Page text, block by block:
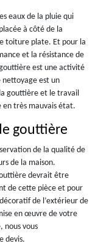
eaux de la pluie qui
à côté de la
toiture plate. Et pour la
et la résistance de
est une activité
nettoyage est un
gouttière et le travail
très mauvais état.
gouttière
de la qualité de
de la maison.
devrait être
de cette pièce et pour
de l’extérieur de
en œuvre de votre
nous vous
devis.